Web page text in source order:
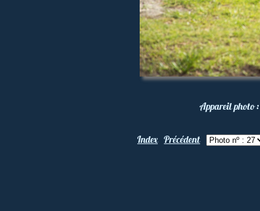
Appareil photo :
Index Précédent